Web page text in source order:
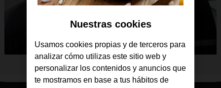
Nuestras cookies
Usamos cookies propias y de terceros para
analizar cómo utilizas este sitio web y
personalizar los contenidos y anuncios que
te mostramos en base a tus hábitos de